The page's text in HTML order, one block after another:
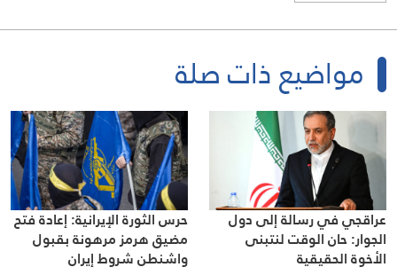
مواضيع ذات صلة
عراقجي في رسالة إلى دول
الجوار: حان الوقت لنتبنى
الأخوة الحقيقية
حرس الثورة الإيرانية: إعادة فتح
مضيق هرمز مرهونة بقبول
واشنطن شروط إيران